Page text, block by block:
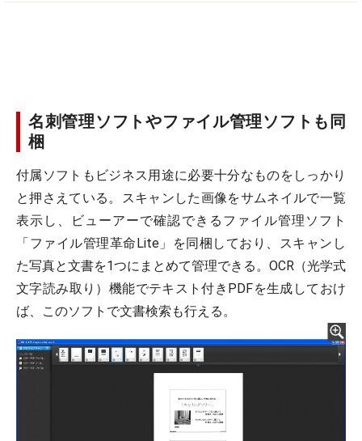
名刺管理ソフトやファイル管理ソフトも同
梱
付属ソフトもビジネス用途に必要十分なものをしっかり
と押さえている。スキャンした画像をサムネイルで一覧
表示し、ビューアーで確認できるファイル管理ソフト
「ファイル管理革命Lite」を同梱しており、スキャンし
た写真と文書を1つにまとめて管理できる。OCR（光学式
文字読み取り）機能でテキスト付きPDFを生成しておけ
ば、このソフトで文書検索も行える。